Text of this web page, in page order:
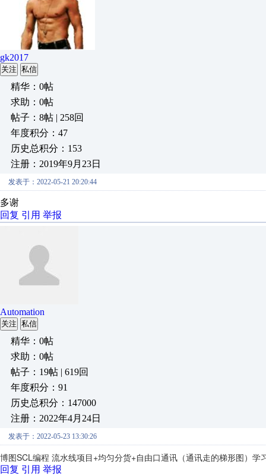
gk2017
关注 私信
精华：0帖
求助：0帖
帖子：8帖 | 258回
年度积分：47
历史总积分：153
注册：2019年9月23日
发表于：2022-05-21 20:20:44
多谢
回复 引用 举报
Automation
关注 私信
精华：0帖
求助：0帖
帖子：19帖 | 619回
年度积分：91
历史总积分：147000
注册：2022年4月24日
发表于：2022-05-23 13:30:26
博图SCL编程 流水线项目+均匀分货+自由口通讯（通讯走的梯形图）学
回复 引用 举报